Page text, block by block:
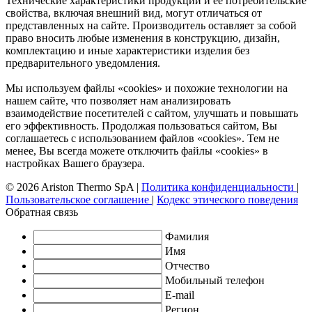
свойства, включая внешний вид, могут отличаться от
представленных на сайте. Производитель оставляет за собой
право вносить любые изменения в конструкцию, дизайн,
комплектацию и иные характеристики изделия без
предварительного уведомления.
Мы используем файлы «cookies» и похожие технологии на
нашем сайте, что позволяет нам анализировать
взаимодействие посетителей с сайтом, улучшать и повышать
его эффективность. Продолжая пользоваться сайтом, Вы
соглашаетесь с использованием файлов «cookies». Тем не
менее, Вы всегда можете отключить файлы «cookies» в
настройках Вашего браузера.
© 2026 Ariston Thermo SpA | Политика конфиденциальности |
Пользовательское соглашение | Кодекс этического поведения
Обратная связь
Фамилия
Имя
Отчество
Мобильный телефон
E-mail
Регион